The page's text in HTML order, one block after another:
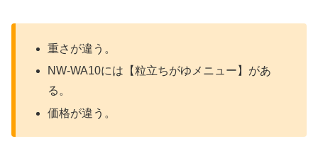
重さが違う。
NW-WA10には【粒立ちがゆメニュー】があ
る。
価格が違う。